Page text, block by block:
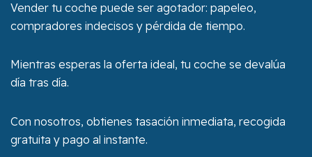
Vender tu coche puede ser agotador: papeleo,
compradores indecisos y pérdida de tiempo.
Mientras esperas la oferta ideal, tu coche se devalúa
día tras día.
Con nosotros, obtienes tasación inmediata, recogida
gratuita y pago al instante.